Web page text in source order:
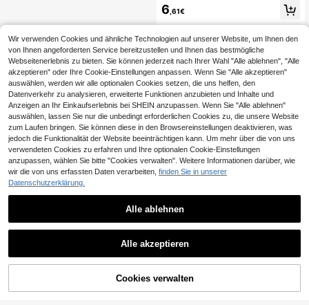
gnetstil 1 Stück weiche, orange mat
tierte integrierte Kameraobjektiv-S
chutzabdeckung, transparentes, be
it iPhone 17 Air 16 15 14 13 12 11 Pr
o Max Plus Rückseite, professionell
es Geschäftsgeschenk
6 ,61€
Sorry, dieses Produkt ist ausverkauft.
Ähnliche vorrätige Artikel anzeigen Alle ansehen
AUSVERKAUFT
Wir verwenden Cookies und ähnliche Technologien auf unserer Website, um Ihnen den
von Ihnen angeforderten Service bereitzustellen und Ihnen das bestmögliche
Webseitenerlebnis zu bieten. Sie können jederzeit nach Ihrer Wahl "Alle ablehnen", "Alle
akzeptieren" oder Ihre Cookie-Einstellungen anpassen. Wenn Sie "Alle akzeptieren"
auswählen, werden wir alle optionalen Cookies setzen, die uns helfen, den
Datenverkehr zu analysieren, erweiterte Funktionen anzubieten und Inhalte und
Anzeigen an Ihr Einkaufserlebnis bei SHEIN anzupassen. Wenn Sie "Alle ablehnen"
auswählen, lassen Sie nur die unbedingt erforderlichen Cookies zu, die unsere Website
zum Laufen bringen. Sie können diese in den Browsereinstellungen deaktivieren, was
jedoch die Funktionalität der Website beeinträchtigen kann. Um mehr über die von uns
verwendeten Cookies zu erfahren und Ihre optionalen Cookie-Einstellungen
anzupassen, wählen Sie bitte "Cookies verwalten". Weitere Informationen darüber, wie
wir die von uns erfassten Daten verarbeiten, finden Sie in unserer
Datenschutzerklärung.
Alle ablehnen
Alle akzeptieren
Cookies verwalten